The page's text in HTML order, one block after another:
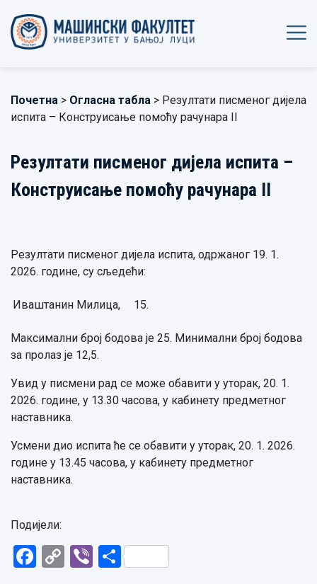
Почетна > Огласна табла > Резултати писменог дијела
испита – Конструисање помоћу рачунара II
Резултати писменог дијела испита –
Конструисање помоћу рачунара II
Резултати писменог дијела испита, одржаног 19. 1.
2026. године, су сљедећи:
Иваштанин Милица, 15.
Максимални број бодова је 25. Минимални број бодова
за пролаз је 12,5.
Увид у писмени рад се може обавити у уторак, 20. 1.
2026. године, у 13.30 часова, у кабинету предметног
наставника.
Усмени дио испита ће се обавити у уторак, 20. 1. 2026.
године у 13.45 часова, у кабинету предметног
наставника.
Подијели:
Facebook
CopyViberShare